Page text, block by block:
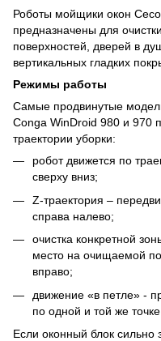
Роботы мойщики окон
предназначены для
поверхностей, дверей в
вертикальных гладких
Режимы работы
Самые продвинутые
Conga WinDroid 980 и 970
траектории уборки:
робот движется по
сверху вниз;
Z-траектория –
справа налево;
очистка конкретной
место на очищаемой
вправо;
движение «в петле» -
по одной и той же
Если оконный блок сильно